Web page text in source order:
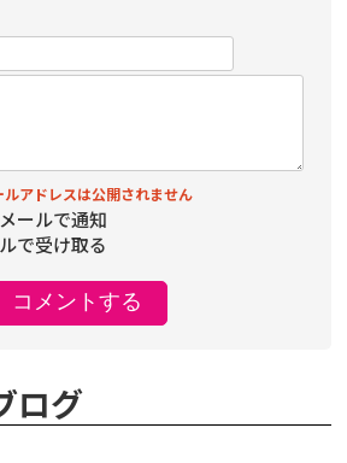
アドレスは公開されません
ールで通知
で受け取る
ログ